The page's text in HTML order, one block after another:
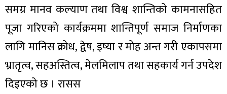
समग्र मानव कल्याण तथा विश्व शान्तिको कामनासहित
पूजा गरिएको कार्यक्रममा शान्तिपूर्ण समाज निर्माणका
लागि मानिस क्रोध, द्वेष, इष्या र मोह अन्त गरी एकापसमा
भ्रातृत्व, सहअस्तित्व, मेलमिलाप तथा सहकार्य गर्न उपदेश
दिइएको छ । रासस